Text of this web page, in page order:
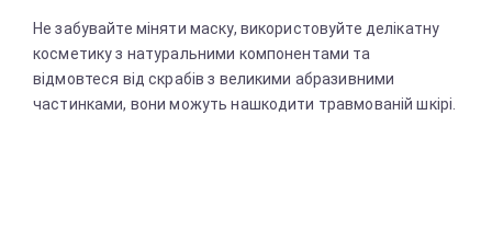
Не забувайте міняти маску, використовуйте делікатну
косметику з натуральними компонентами та
відмовтеся від скрабів з великими абразивними
частинками, вони можуть нашкодити травмованій шкірі.